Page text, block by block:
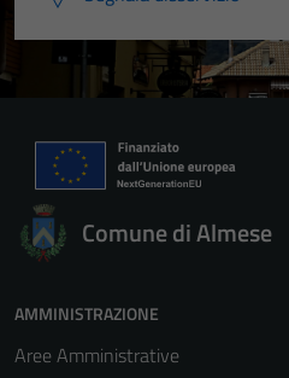
Comune di Almese
AMMINISTRAZIONE
Aree Amministrative